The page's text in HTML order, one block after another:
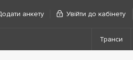
анкету Увійти до кабінету
Транси